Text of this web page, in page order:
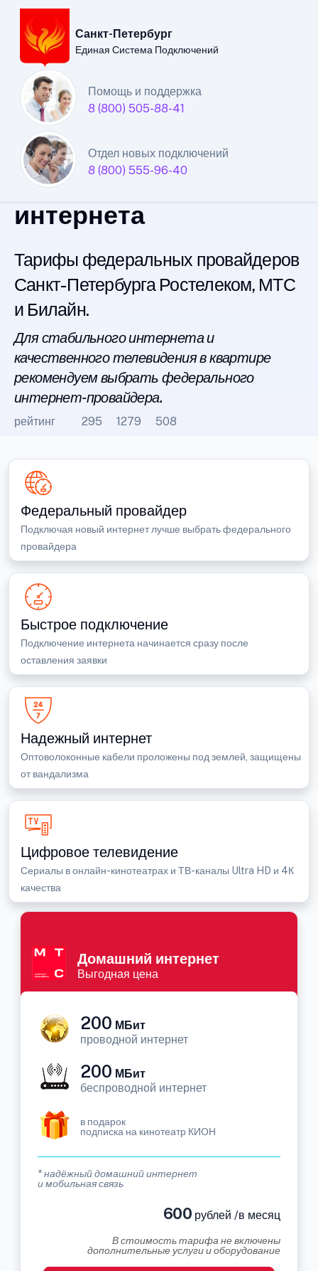
Санкт-Петербург
Единая Система Подключений
Помощь и поддержка
8 (800) 505-88-41
Отдел новых подключений
8 (800) 555-96-40
Санкт-Петербургский
филиал
Единой Системы
Подключений
интернета
Тарифы федеральных провайдеров
Санкт-Петербурга Ростелеком, МТС
и Билайн.
Для стабильного интернета и
качественного телевидения в квартире
рекомендуем выбрать федерального
интернет-провайдера.
рейтинг 295 1279 508
Федеральный провайдер
Подключая новый интернет лучше выбрать федерального
провайдера
Быстрое подключение
Подключение интернета начинается сразу после
оставления заявки
Надежный интернет
Оптоволоконные кабели проложены под землей, защищены
от вандализма
Цифровое телевидение
Сериалы в онлайн-кинотеатрах и ТВ-каналы Ultra HD и 4К
качества
Домашний интернет
Выгодная цена
200 МБит
проводной интернет
200 МБит
беспроводной интернет
в подарок
подписка на кинотеатр КИОН
* надёжный домашний интернет
и мобильная связь
600 рублей /в месяц
В стоимость тарифа не включены
дополнительные услуги и оборудование